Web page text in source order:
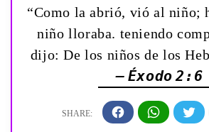
“Como la abrió, vió al niño;
niño lloraba. teniendo
dijo: De los niños de los
— Éxodo 2:6